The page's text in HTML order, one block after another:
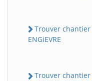
Trouver chantier
ENGiEVRE
Trouver chantier